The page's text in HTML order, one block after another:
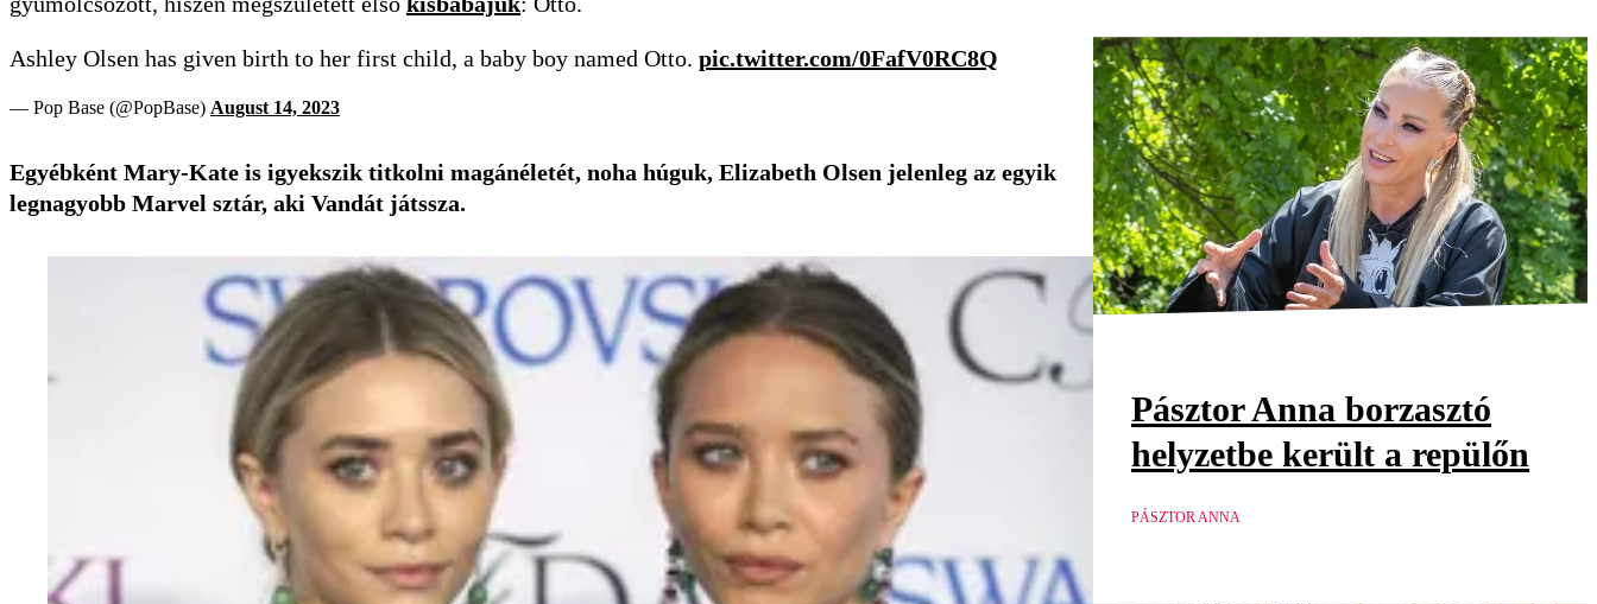
Ashley Olsen has given birth to her first child, a baby boy named Otto. pic.twitter.com/0FafV0RC8Q
— Pop Base (@PopBase) August 14, 2023
Egyébként Mary-Kate is igyekszik titkolni magánéletét, noha húguk, Elizabeth Olsen jelenleg az egyik
legnagyobb Marvel sztár, aki Vandát játssza.
Pásztor Anna borzasztó
helyzetbe került a repülőn
PÁSZTOR ANNA